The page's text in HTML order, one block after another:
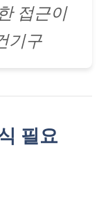
접근이
기구
필요